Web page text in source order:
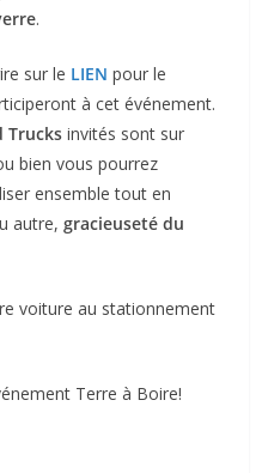
.
sur le LIEN pour le
à cet événement.
Trucks invités sont sur
bien vous pourrez
ensemble tout en
autre, gracieuseté du
voiture au stationnement
Terre à Boire!